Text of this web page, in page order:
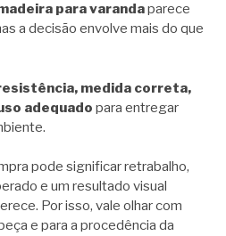
para varandaparece
a decisão envolve mais do que
medida correta,
adequado para entregar
pode significar retrabalho,
e um resultado visual
Por isso, vale olhar com
e para a procedência da